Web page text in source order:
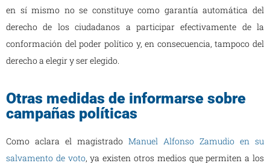
en sí mismo no se constituye como garantía automática del
derecho de los ciudadanos a participar efectivamente de la
conformación del poder político y, en consecuencia, tampoco del
derecho a elegir y ser elegido.
Otras medidas de informarse sobre
campañas políticas
Como aclara el magistrado Manuel Alfonso Zamudio en su
salvamento de voto, ya existen otros medios que permiten a los